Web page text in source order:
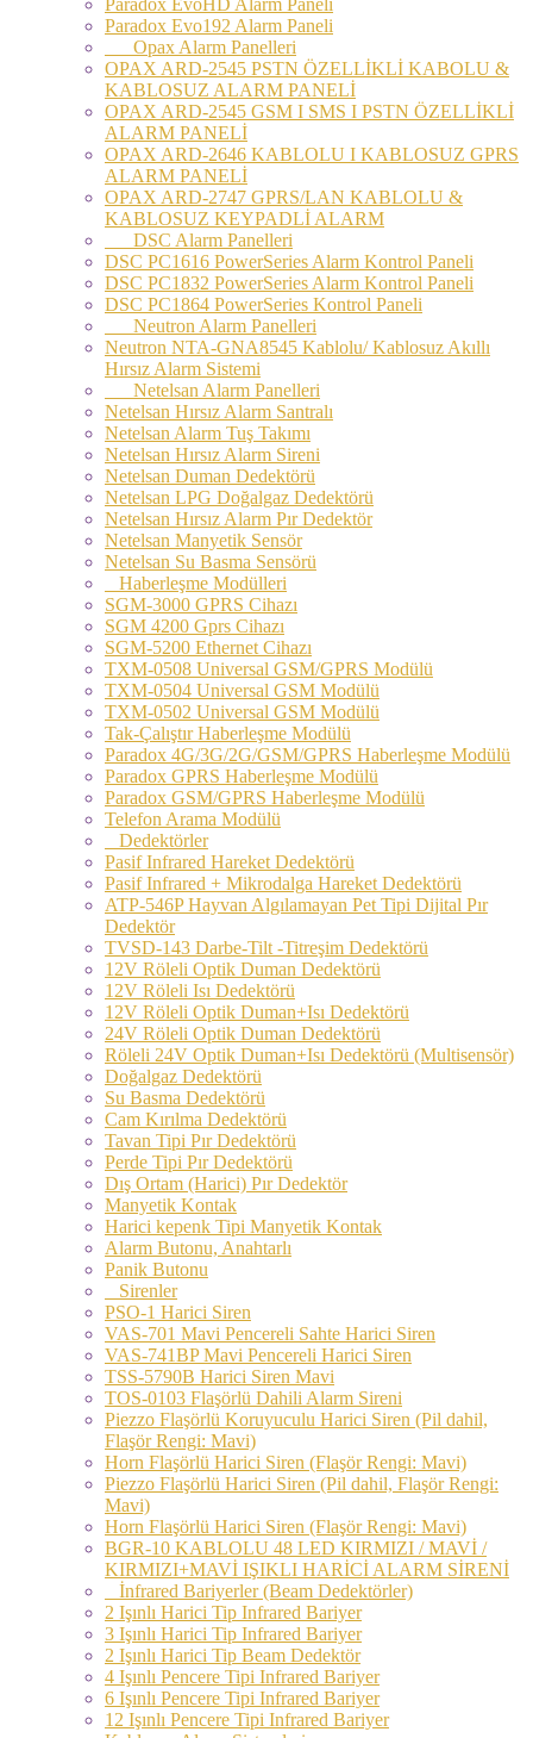
Paradox Evo192 Alarm Paneli
Opax Alarm Panelleri
OPAX ARD-2545 PSTN ÖZELLİKLİ KABOLU &
KABLOSUZ ALARM PANELİ
OPAX ARD-2545 GSM I SMS I PSTN ÖZELLİKLİ
ALARM PANELİ
OPAX ARD-2646 KABLOLU I KABLOSUZ GPRS
ALARM PANELİ
OPAX ARD-2747 GPRS/LAN KABLOLU &
KABLOSUZ KEYPADLİ ALARM
DSC Alarm Panelleri
DSC PC1616 PowerSeries Alarm Kontrol Paneli
DSC PC1832 PowerSeries Alarm Kontrol Paneli
DSC PC1864 PowerSeries Kontrol Paneli
Neutron Alarm Panelleri
Neutron NTA-GNA8545 Kablolu/ Kablosuz Akıllı
Hırsız Alarm Sistemi
Netelsan Alarm Panelleri
Netelsan Hırsız Alarm Santralı
Netelsan Alarm Tuş Takımı
Netelsan Hırsız Alarm Sireni
Netelsan Duman Dedektörü
Netelsan LPG Doğalgaz Dedektörü
Netelsan Hırsız Alarm Pır Dedektör
Netelsan Manyetik Sensör
Netelsan Su Basma Sensörü
Haberleşme Modülleri
SGM-3000 GPRS Cihazı
SGM 4200 Gprs Cihazı
SGM-5200 Ethernet Cihazı
TXM-0508 Universal GSM/GPRS Modülü
TXM-0504 Universal GSM Modülü
TXM-0502 Universal GSM Modülü
Tak-Çalıştır Haberleşme Modülü
Paradox 4G/3G/2G/GSM/GPRS Haberleşme Modülü
Paradox GPRS Haberleşme Modülü
Paradox GSM/GPRS Haberleşme Modülü
Telefon Arama Modülü
Dedektörler
Pasif Infrared Hareket Dedektörü
Pasif Infrared + Mikrodalga Hareket Dedektörü
ATP-546P Hayvan Algılamayan Pet Tipi Dijital Pır
Dedektör
TVSD-143 Darbe-Tilt -Titreşim Dedektörü
12V Röleli Optik Duman Dedektörü
12V Röleli Isı Dedektörü
12V Röleli Optik Duman+Isı Dedektörü
24V Röleli Optik Duman Dedektörü
Röleli 24V Optik Duman+Isı Dedektörü (Multisensör)
Doğalgaz Dedektörü
Su Basma Dedektörü
Cam Kırılma Dedektörü
Tavan Tipi Pır Dedektörü
Perde Tipi Pır Dedektörü
Dış Ortam (Harici) Pır Dedektör
Manyetik Kontak
Harici kepenk Tipi Manyetik Kontak
Alarm Butonu, Anahtarlı
Panik Butonu
Sirenler
PSO-1 Harici Siren
VAS-701 Mavi Pencereli Sahte Harici Siren
VAS-741BP Mavi Pencereli Harici Siren
TSS-5790B Harici Siren Mavi
TOS-0103 Flaşörlü Dahili Alarm Sireni
Piezzo Flaşörlü Koruyuculu Harici Siren (Pil dahil,
Flaşör Rengi: Mavi)
Horn Flaşörlü Harici Siren (Flaşör Rengi: Mavi)
Piezzo Flaşörlü Harici Siren (Pil dahil, Flaşör Rengi:
Mavi)
Horn Flaşörlü Harici Siren (Flaşör Rengi: Mavi)
BGR-10 KABLOLU 48 LED KIRMIZI / MAVİ /
KIRMIZI+MAVİ IŞIKLI HARİCİ ALARM SİRENİ
İnfrared Bariyerler (Beam Dedektörler)
2 Işınlı Harici Tip Infrared Bariyer
3 Işınlı Harici Tip Infrared Bariyer
2 Işınlı Harici Tip Beam Dedektör
4 Işınlı Pencere Tipi Infrared Bariyer
6 Işınlı Pencere Tipi Infrared Bariyer
12 Işınlı Pencere Tipi Infrared Bariyer